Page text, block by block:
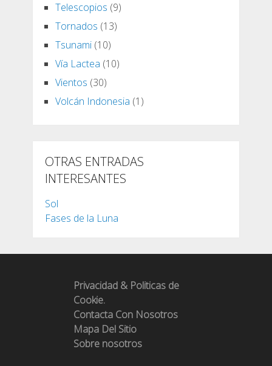
Telescopios (9)
Tornados (13)
Tsunami(10)
Vía Lactea (10)
Vientos (30)
Volcán Indonesia (1)
OTRAS ENTRADAS
INTERESANTES
Sol
Fases de la Luna
Privacidad & Politicas de
Cookie.
Contacta Con Nosotros
Mapa Del Sitio
Sobre nosotros